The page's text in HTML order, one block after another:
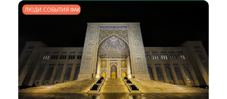
ЛЮДИ.СОБЫТИЯ.ФАКТЫ